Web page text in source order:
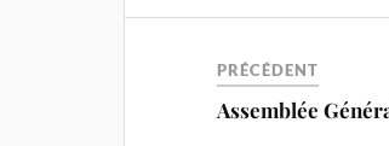
PRÉCÉDENT
Assemblée